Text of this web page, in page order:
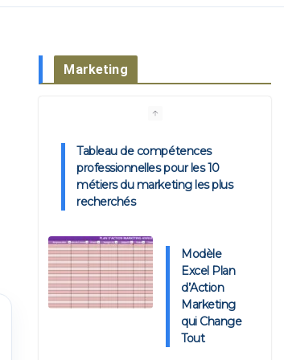
Marketing
Tableau de compétences
professionnelles pour les 10
métiers du marketing les plus
recherchés
Modèle
Excel Plan
d’Action
Marketing
qui Change
Tout